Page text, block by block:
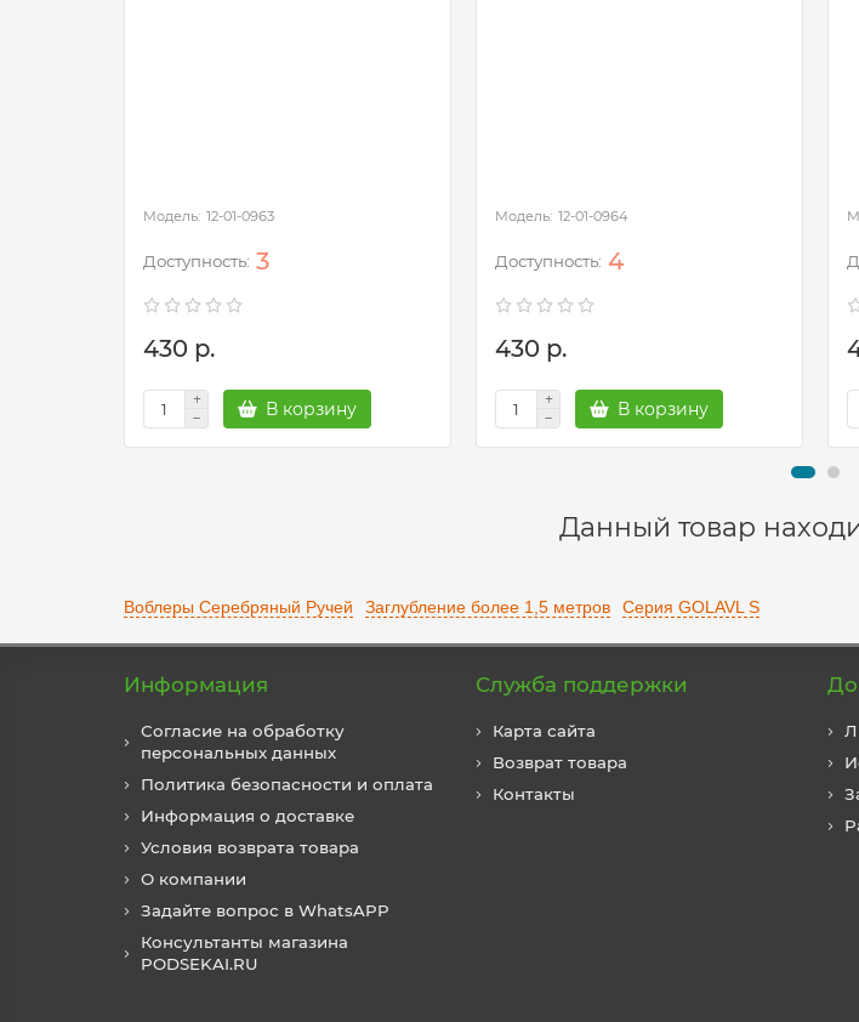
12-01-0963
3
430 р.
В корзину
12-01-0964
4
430 р.
В корзину
Данный товар
Воблеры Серебряный Ручей Заглубление более 1,5 метров Серия GOLAVL S
Информация
Согласие на обработку
персональных данных
Политика безопасности и оплата
Информация о доставке
Условия возврата товара
О компании
Задайте вопрос в WhatsAPP
Консультанты магазина
PODSEKAI.RU
Служба поддержки
Карта сайта
Возврат товара
Контакты